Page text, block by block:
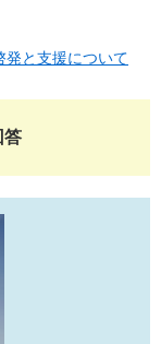
発と支援について
答